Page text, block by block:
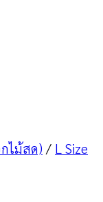
ไม้สด) / L Size